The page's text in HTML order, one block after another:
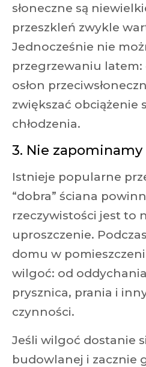
słoneczne są
przeszkleń zwykle
Jednocześnie nie
przegrzewaniu latem:
osłon
zwiększać obciążenie
chłodzenia.
3. Nie
Istnieje popularne
“dobra” ściana
rzeczywistości jest to
uproszczenie.
domu w
wilgoć: od
prysznica, prania i
czynności.
Jeśli wilgoć dostanie
budowlanej i zacznie